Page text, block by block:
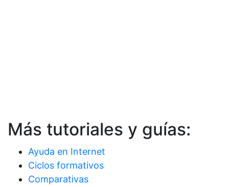
Más tutoriales y guías:
Ayuda en Internet
Ciclos formativos
Comparativas